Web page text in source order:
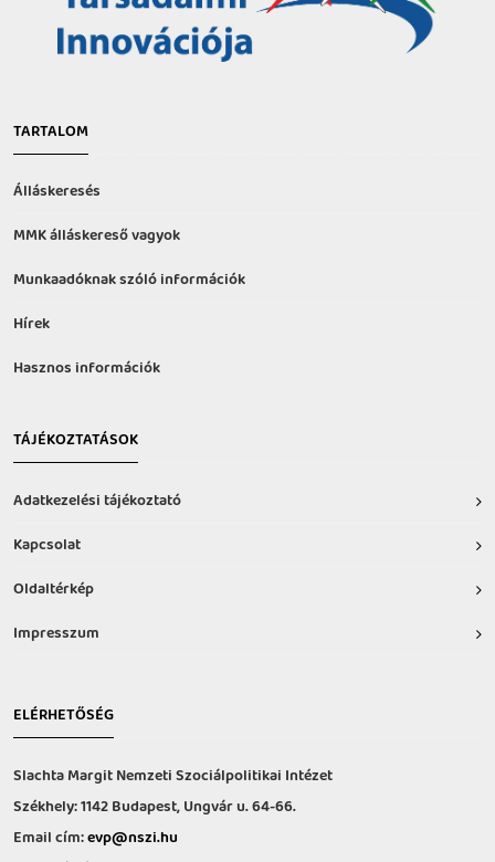
TARTALOM
Álláskeresés
MMK álláskereső vagyok
Munkaadóknak szóló információk
Hírek
Hasznos információk
TÁJÉKOZTATÁSOK
Adatkezelési tájékoztató
Kapcsolat
Oldaltérkép
Impresszum
ELÉRHETŐSÉG
Slachta Margit Nemzeti Szociálpolitikai Intézet
Székhely: 1142 Budapest, Ungvár u. 64-66.
Email cím:evp@nszi.hu